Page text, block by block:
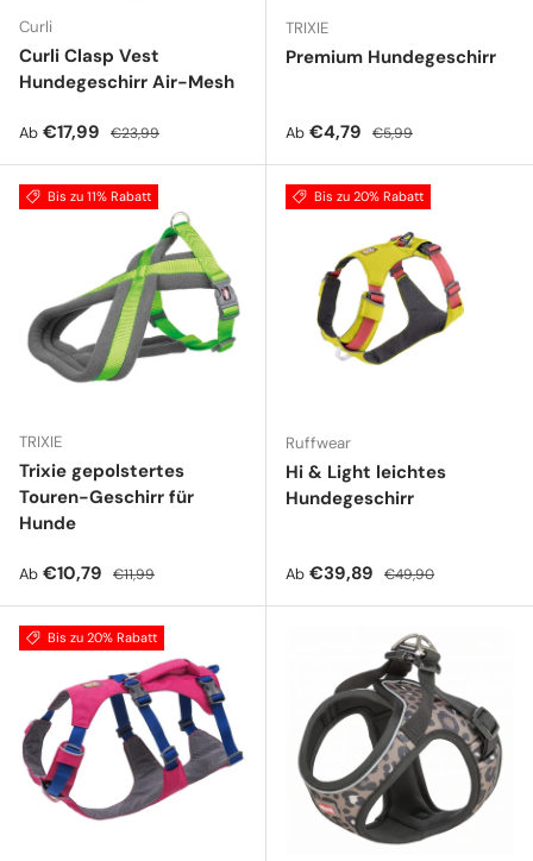
Curli
Curli Clasp Vest
Hundegeschirr Air-Mesh
Verkaufspreis
Ab €17,99 Normaler Preis
€23,99
TRIXIE
Premium Hundegeschirr
Verkaufspreis
Ab €4,79 Normaler Preis
€5,99
Bis zu 11% Rabatt
TRIXIE
Trixie gepolstertes
Touren-Geschirr für
Hunde
Verkaufspreis
Ab €10,79 Normaler Preis
€11,99
Bis zu 20% Rabatt
Ruffwear
Hi & Light leichtes
Hundegeschirr
Verkaufspreis
Ab €39,89 Normaler Preis
€49,90
Bis zu 20% Rabatt